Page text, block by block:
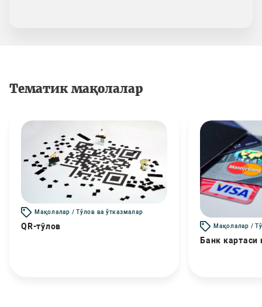
Тематик мақолалар
Мақолалар / Тўлов ва ўтказмалар
QR-тўлов Мақолалар /
Банк картаси